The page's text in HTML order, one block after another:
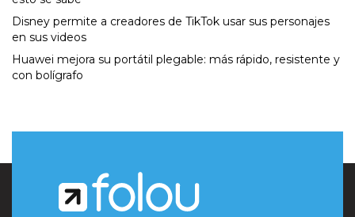
Disney permite a creadores de TikTok usar sus personajes
en sus videos
Huawei mejora su portátil plegable: más rápido, resistente y
con bolígrafo